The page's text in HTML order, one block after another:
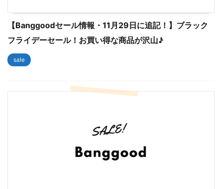
【Banggoodセール情報・11月29日に追記！】ブラック
フライデーセール！お買い得な商品が沢山♪
sale